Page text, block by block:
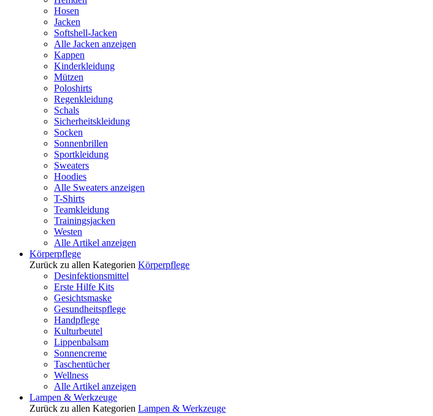
Hosen
Jacken
Softshell-Jacken
Alle Jacken anzeigen
Kappen
Kinderkleidung
Mützen
Poloshirts
Regenkleidung
Schals
Sicherheitskleidung
Socken
Sonnenbrillen
Sportkleidung
Sweaters
Hoodies
Alle Sweaters anzeigen
T-Shirts
Teamkleidung
Trainingsjacken
Westen
Alle Artikel anzeigen
Körperpflege
Zurück zu allen Kategorien Körperpflege
Desinfektionsmittel
Erste Hilfe Kits
Gesichtsmaske
Gesundheitspflege
Handpflege
Kulturbeutel
Lippenbalsam
Sonnencreme
Taschentücher
Wellness
Alle Artikel anzeigen
Lampen & Werkzeuge
Zurück zu allen Kategorien Lampen & Werkzeuge